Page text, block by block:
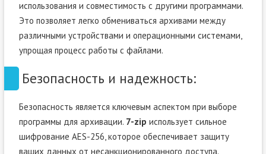
использования и совместимость с другими программами.
Это позволяет легко обмениваться архивами между
различными устройствами и операционными системами,
упрощая процесс работы с файлами.
Безопасность и надежность:
Безопасность является ключевым аспектом при выборе
программы для архивации. 7-zip использует сильное
шифрование AES-256, которое обеспечивает защиту
ваших данных от несанкционированного доступа.